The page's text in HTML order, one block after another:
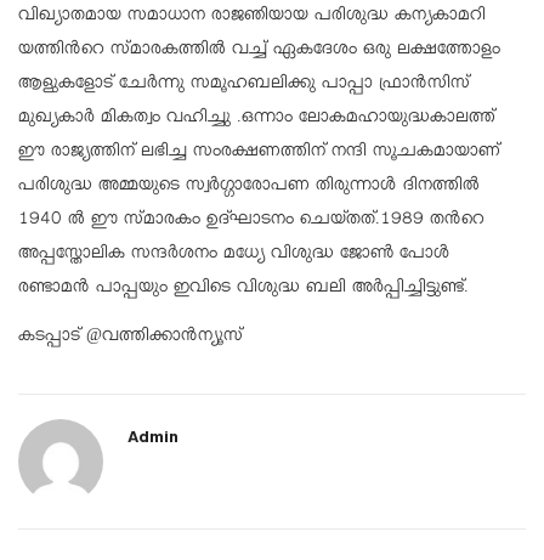
വിഖ്യാതമായ സമാധാന രാജഞിയായ പരിശുദ്ധ കന്യകാമറി
യത്തിന്‍റെ സ്‌മാരകത്തിൽ വച്ച് ഏകദേശം ഒരു ലക്ഷത്തോളം
ആളുകളോട് ചേർന്നു സമൂഹബലിക്കു പാപ്പാ ഫ്രാൻസിസ്
മുഖ്യകാർ മികത്വം വഹിച്ചു .ഒന്നാം ലോകമഹായുദ്ധകാലത്ത്
ഈ രാജ്യത്തിന് ലഭിച്ച സംരക്ഷണത്തിന് നന്ദി സൂചകമായാണ്
പരിശുദ്ധ അമ്മയുടെ സ്വർഗ്ഗാരോപണ തിരുന്നാൾ ദിനത്തിൽ
1940 ൽ ഈ സ്മാരകം ഉദ്ഘാടനം ചെയ്തത്.1989 തൻറെ
അപ്പസ്തോലിക സന്ദർശനം മധ്യേ വിശുദ്ധ ജോൺ പോൾ
രണ്ടാമൻ പാപ്പയും ഇവിടെ വിശുദ്ധ ബലി അർപ്പിച്ചിട്ടുണ്ട്.
കടപ്പാട് @വത്തിക്കാൻന്യൂസ്
Admin